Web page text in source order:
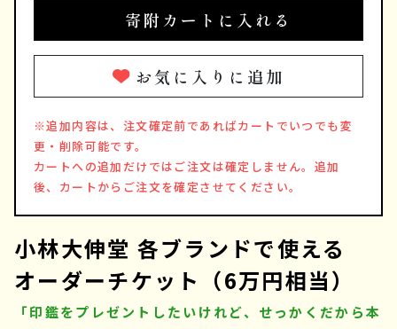
寄附カートに入れる
お気に入りに追加
※追加内容は、注文確定前であればカートでいつでも変
更・削除可能です。
カートへの追加だけではご注文は確定しません。追加
後、カートからご注文を確定させてください。
小林大伸堂 各ブランドで使える
オーダーチケット（6万円相当）
「印鑑をプレゼントしたいけれど、せっかくだから本